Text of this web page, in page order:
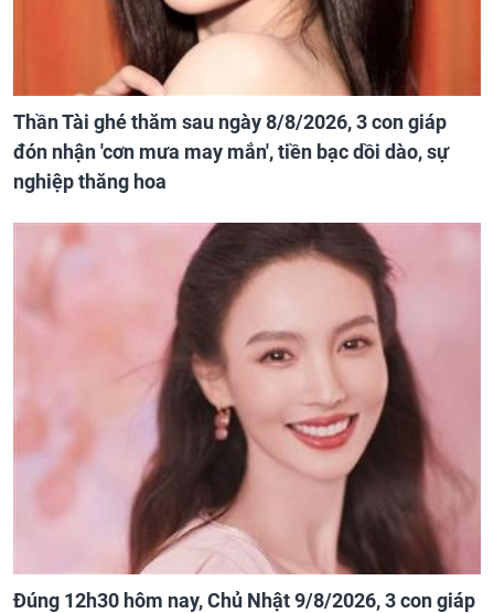
Thần Tài ghé thăm sau ngày 8/8/2026, 3 con giáp
đón nhận 'cơn mưa may mắn', tiền bạc dồi dào, sự
nghiệp thăng hoa
Đúng 12h30 hôm nay, Chủ Nhật 9/8/2026, 3 con giáp